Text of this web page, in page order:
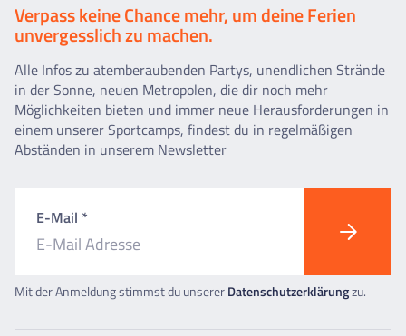
Verpass keine Chance mehr, um deine Ferien
unvergesslich zu machen.
Alle Infos zu atemberaubenden Partys, unendlichen Strände
in der Sonne, neuen Metropolen, die dir noch mehr
Möglichkeiten bieten und immer neue Herausforderungen in
einem unserer Sportcamps, findest du in regelmäßigen
Abständen in unserem Newsletter
E-Mail *
Mit der Anmeldung stimmst du unsererDatenschutzerklärungzu.